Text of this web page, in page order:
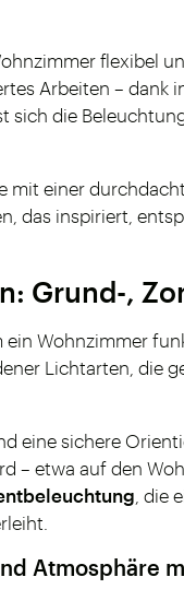
flexibel
Arbeiten – dank
die
mit einer
das inspiriert,
Grund-,
Wohnzimmer
Lichtarten, die
eine sichere
– etwa auf den
, die
Atmosphäre